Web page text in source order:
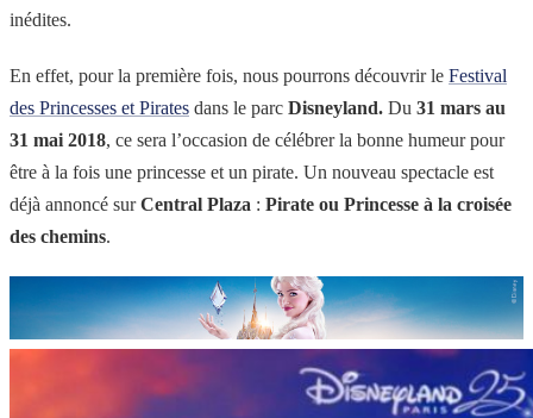
inédites.
En effet, pour la première fois, nous pourrons découvrir le Festival
des Princesses et Pirates dans le parc Disneyland. Du 31 mars au
31 mai 2018, ce sera l’occasion de célébrer la bonne humeur pour
être à la fois une princesse et un pirate. Un nouveau spectacle est
déjà annoncé surCentral Plaza : Pirate ou Princesse à la croisée
des chemins.